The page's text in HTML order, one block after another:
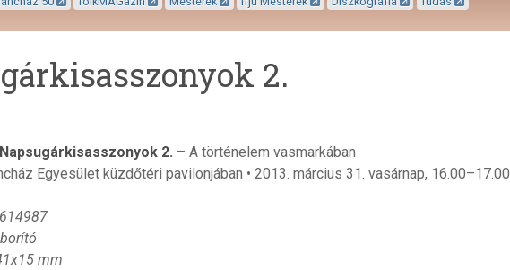
2.
2. – A történelem vasmarkában
Egyesület küzdőtéri pavilonjában • 2013. március 31. vasárnap, 16.00–17.00
mm